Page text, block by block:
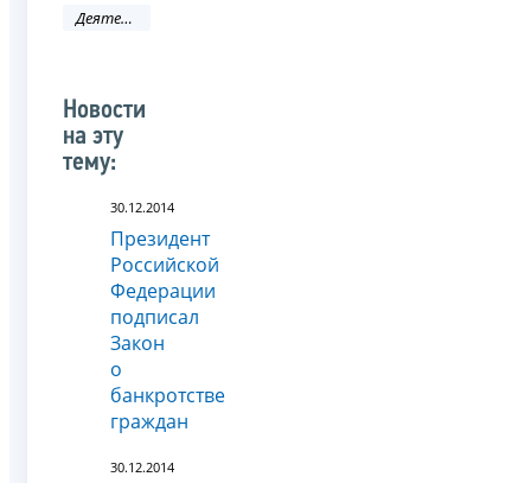
Деятельность ФНС
Новости
на эту
тему:
30.12.2014
Президент
Российской
Федерации
подписал
Закон
о
банкротстве
граждан
30.12.2014